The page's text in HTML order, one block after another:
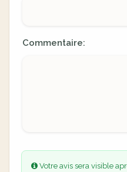
Commentaire:
Votre avis sera visible